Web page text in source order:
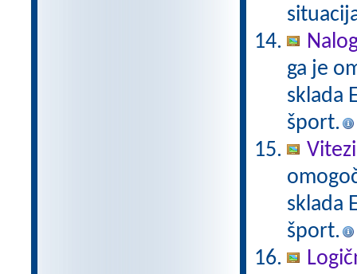
ga je
sklada
šport.
sklada
šport.